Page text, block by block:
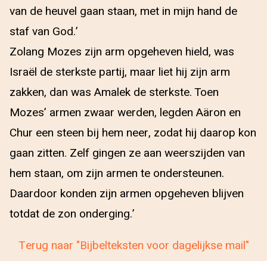
van de heuvel gaan staan, met in mijn hand de
staf van God.’
Zolang Mozes zijn arm opgeheven hield, was
Israël de sterkste partij, maar liet hij zijn arm
zakken, dan was Amalek de sterkste. Toen
Mozes’ armen zwaar werden, legden Aäron en
Chur een steen bij hem neer, zodat hij daarop kon
gaan zitten. Zelf gingen ze aan weerszijden van
hem staan, om zijn armen te ondersteunen.
Daardoor konden zijn armen opgeheven blijven
totdat de zon onderging.’
Terug naar "Bijbelteksten voor dagelijkse mail"